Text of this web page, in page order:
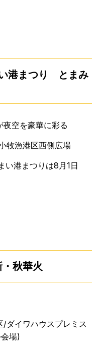
港まつり とまみ
空を豪華に彩る
牧漁港区西側広場
い港まつりは8月1日
秋華火
/ダイワハウスプレミス
場)